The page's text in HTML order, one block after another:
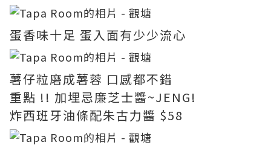
蛋香味十足 蛋入面有少少流心
薯仔粒磨成薯蓉 口感都不錯
重點 !! 加埋忌廉芝士醬~JENG!
炸西班牙油條配朱古力醬 $58